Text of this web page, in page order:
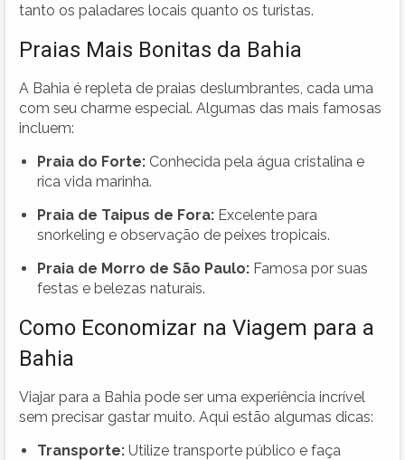
tanto os paladares locais quanto os turistas.
Praias Mais Bonitas da Bahia
A Bahia é repleta de praias deslumbrantes, cada uma
com seu charme especial. Algumas das mais famosas
incluem:
Praia do Forte: Conhecida pela água cristalina e
rica vida marinha.
Praia de Taipus de Fora: Excelente para
snorkeling e observação de peixes tropicais.
Praia de Morro de São Paulo: Famosa por suas
festas e belezas naturais.
Como Economizar na Viagem para a
Bahia
Viajar para a Bahia pode ser uma experiência incrível
sem precisar gastar muito. Aqui estão algumas dicas:
Transporte: Utilize transporte público e faça